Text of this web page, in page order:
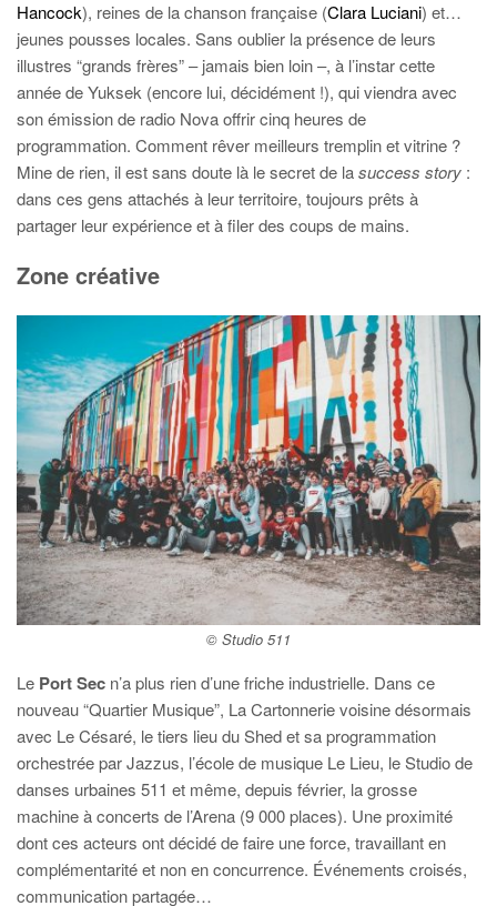
Hancock), reines de la chanson française (Clara Luciani) et…
jeunes pousses locales. Sans oublier la présence de leurs
illustres “grands frères” – jamais bien loin –, à l’instar cette
année de Yuksek (encore lui, décidément !), qui viendra avec
son émission de radio Nova offrir cinq heures de
programmation. Comment rêver meilleurs tremplin et vitrine ?
Mine de rien, il est sans doute là le secret de lasuccess story :
dans ces gens attachés à leur territoire, toujours prêts à
partager leur expérience et à filer des coups de mains.
Zone créative
© Studio 511
Le Port Sec n’a plus rien d’une friche industrielle. Dans ce
nouveau “Quartier Musique”, La Cartonnerie voisine désormais
avec Le Césaré, le tiers lieu du Shed et sa programmation
orchestrée par Jazzus, l’école de musique Le Lieu, le Studio de
danses urbaines 511 et même, depuis février, la grosse
machine à concerts de l’Arena (9 000 places). Une proximité
dont ces acteurs ont décidé de faire une force, travaillant en
complémentarité et non en concurrence. Événements croisés,
communication partagée…